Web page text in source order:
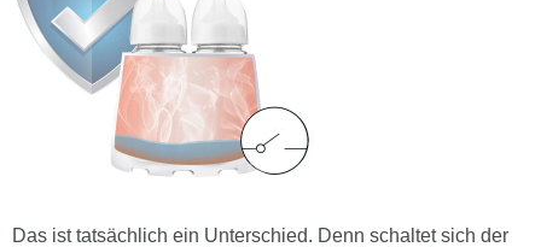
Das ist tatsächlich ein Unterschied. Denn schaltet sich der